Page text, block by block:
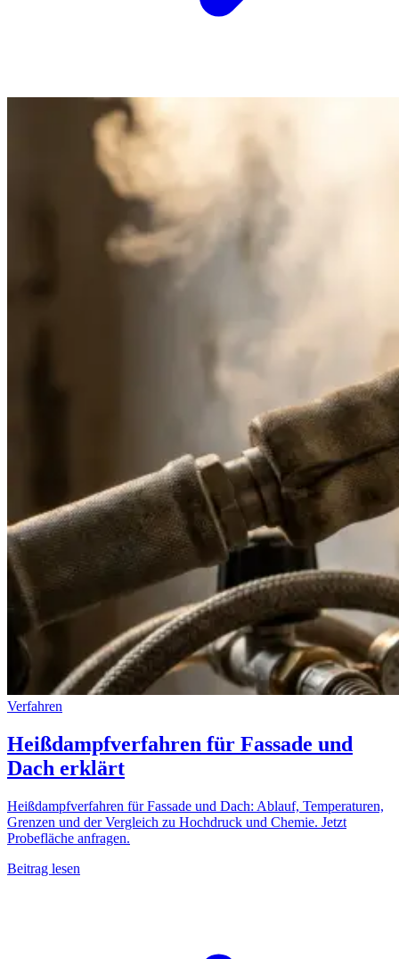
Verfahren
Heißdampfverfahren für Fassade und
Dach erklärt
Heißdampfverfahren für Fassade und Dach: Ablauf, Temperaturen,
Grenzen und der Vergleich zu Hochdruck und Chemie. Jetzt
Probefläche anfragen.
Beitrag lesen